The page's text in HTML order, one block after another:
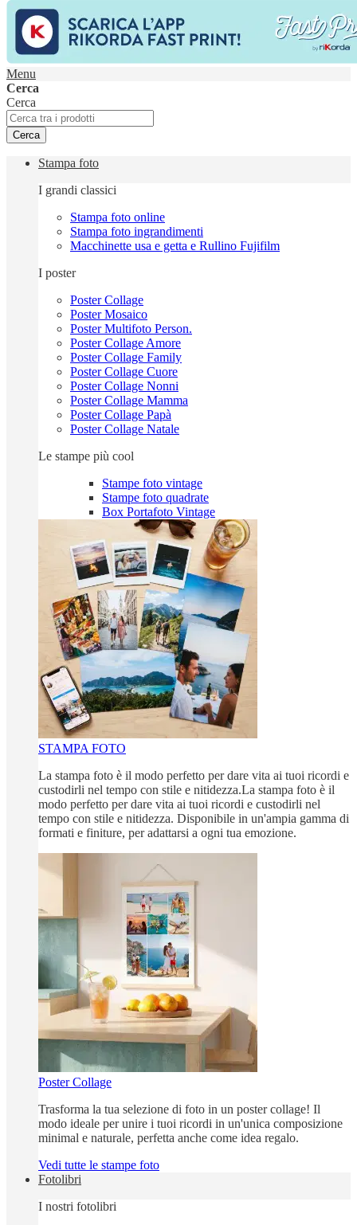
Menu
Cerca
Cerca
Cerca
Stampa foto
I grandi classici
Stampa foto online
Stampa foto ingrandimenti
Macchinette usa e getta e Rullino Fujifilm
I poster
Poster Collage
Poster Mosaico
Poster Multifoto Person.
Poster Collage Amore
Poster Collage Family
Poster Collage Cuore
Poster Collage Nonni
Poster Collage Mamma
Poster Collage Papà
Poster Collage Natale
Le stampe più cool
Stampe foto vintage
Stampe foto quadrate
Box Portafoto Vintage
STAMPA FOTO
La stampa foto è il modo perfetto per dare vita ai tuoi ricordi e
custodirli nel tempo con stile e nitidezza.La stampa foto è il
modo perfetto per dare vita ai tuoi ricordi e custodirli nel
tempo con stile e nitidezza. Disponibile in un'ampia gamma di
formati e finiture, per adattarsi a ogni tua emozione.
Poster Collage
Trasforma la tua selezione di foto in un poster collage! Il
modo ideale per unire i tuoi ricordi in un'unica composizione
minimal e naturale, perfetta anche come idea regalo.
Vedi tutte le stampe foto
Fotolibri
I nostri fotolibri